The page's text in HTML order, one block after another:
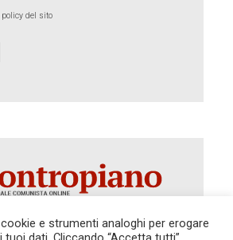
policy del sito
e strumenti analoghi per erogare